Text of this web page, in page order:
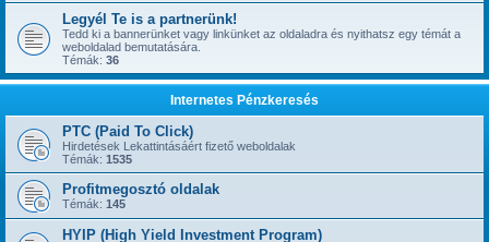
@szior « vas. 5:43 pm »
has started a new topic:ySense.com
@Admin « kedd 9:38 am »
... igen, IGAZ!!! ... Kész.
@kavics13 « hétf. 10:48 pm »
mrarizona « szer. 3:37 pm »
has started a new topic:BoaBet | Fogadóiroda és online kaszinó
szepbalazs « pén. 10:28 pm »
has started a new topic:22bet
@Admin « hétf. 11:55 am »
has started a new topic:
Legyél Te is a partnerünk!
Tedd ki a bannerünket vagy linkünket az oldaladra és nyithatsz egy témát a
weboldalad bemutatására.
Témák: 36
Internetes Pénzkeresés
PTC (Paid To Click)
Hirdetések Lekattintásáért fizető weboldalak
Témák: 1535
Profitmegosztó oldalak
Témák: 145
HYIP (High Yield Investment Program)